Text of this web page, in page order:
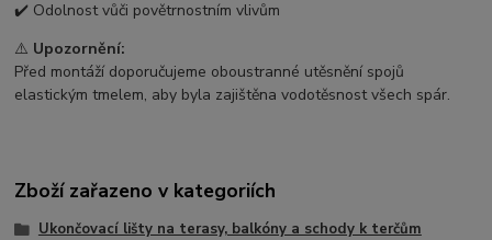
✔️ Odolnost vůči povětrnostním vlivům
⚠️ Upozornění:
Před montáží doporučujeme oboustranné utěsnění spojů
elastickým tmelem, aby byla zajištěna vodotěsnost všech spár.
Zboží zařazeno v kategoriích
Ukončovací lišty na terasy, balkóny a schody k terčům